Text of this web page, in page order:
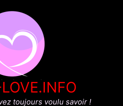
toujours voulu savoir !